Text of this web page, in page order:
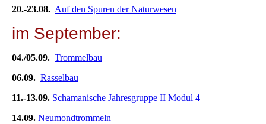
20.-23.08. Auf den Spuren der Naturwesen
im September:
04./05.09. Trommelbau
06.09. Rasselbau
11.-13.09. Schamanische Jahresgruppe II Modul 4
14.09. Neumondtrommeln